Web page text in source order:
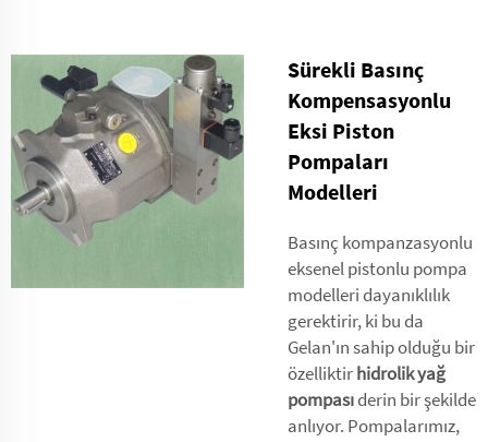
Sürekli Basınç
Kompensasyonlu
Eksi Piston
Pompaları
Modelleri
Basınç kompanzasyonlu
eksenel pistonlu pompa
modelleri dayanıklılık
gerektirir, ki bu da
Gelan'ın sahip olduğu bir
özelliktirhidrolik yağ
pompasıderin bir şekilde
anlıyor. Pompalarımız,